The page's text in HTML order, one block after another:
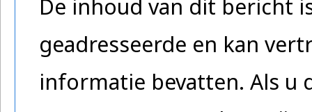
De inhoud van dit bericht
geadresseerde en kan
informatie bevatten. Als